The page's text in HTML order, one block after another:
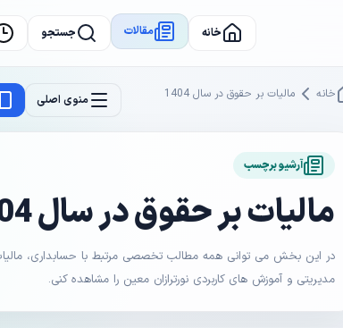
خانه مقالات جستجو
خانه مالیات بر حقوق در سال 1404 منوی اصلی
آرشیو برچسب
مالیات بر حقوق در سال 1404
در این بخش می توانی همه مطالب تخصصی مرتبط با حسابداری،
مدیریتی و آموزش های کاربردی نورترازان معین را مشاهده کنی.